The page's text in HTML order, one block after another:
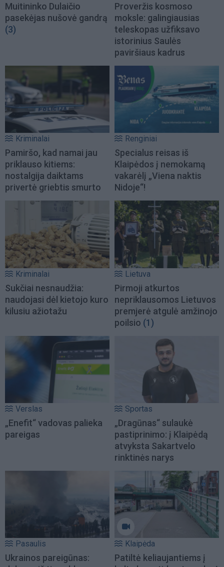
Muitininko Dulaičio
pasekėjas nušovė gandrą
(3)
Proveržis kosmoso
moksle: galingiausias
teleskopas užfiksavo
istorinius Saulės
paviršiaus kadrus
Kriminalai
Pamiršo, kad namai jau
priklauso kitiems:
nostalgija daiktams
privertė griebtis smurto
Renginiai
Specialus reisas iš
Klaipėdos į nemokamą
vakarėlį „Viena naktis
Nidoje“!
Kriminalai
Sukčiai nesnaudžia:
naudojasi dėl kietojo kuro
kilusiu ažiotažu
Lietuva
Pirmoji atkurtos
nepriklausomos Lietuvos
premjerė atgulė amžinojo
poilsio (1)
Verslas
„Enefit“ vadovas palieka
pareigas
Sportas
„Dragūnas“ sulaukė
pastiprinimo: į Klaipėdą
atvyksta Sakartvelo
rinktinės narys
Pasaulis
Ukrainos pareigūnas:
Klaipėda
Patiltė keliaujantiems į